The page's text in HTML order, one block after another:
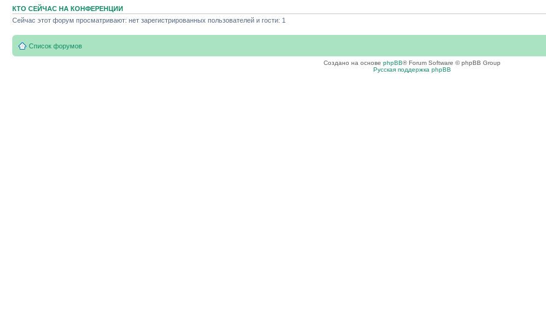
КТО СЕЙЧАС НА КОНФЕРЕНЦИИ
Сейчас этот форум просматривают: нет зарегистрированных пользователей и гости: 1
Список форумов
Создано на основе phpBB® Forum Software © phpBB Group
Русская поддержка phpBB